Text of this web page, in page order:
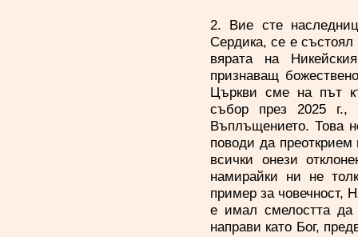
2. Вие сте
Сердика, се е
вярата на
признаващ
Църкви сме на път
събор през 2025
Въплъщението. Това
поводи да
всички онези
намирайки ни не
пример за човечност,
е имал смелостта
направи като Бог,